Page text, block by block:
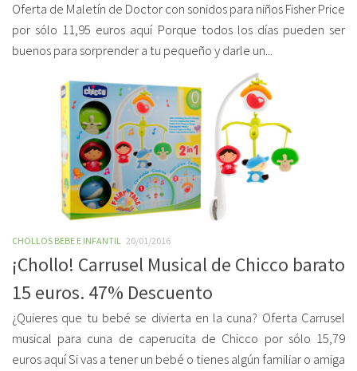
Oferta de Maletín de Doctor con sonidos para niños Fisher Price
por sólo 11,95 euros aquí Porque todos los días pueden ser
buenos para sorprender a tu pequeño y darle un...
CHOLLOS BEBE E INFANTIL 20/01/2016
¡Chollo! Carrusel Musical de Chicco barato
15 euros. 47% Descuento
¿Quieres que tu bebé se divierta en la cuna? Oferta Carrusel
musical para cuna de caperucita de Chicco por sólo 15,79
euros aquí Si vas a tener un bebé o tienes algún familiar o amiga